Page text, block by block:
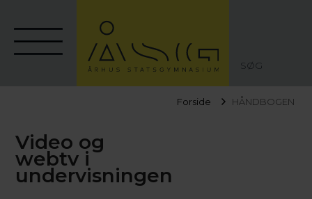
SØG
Forside HÅNDBOGEN
Video og
webtv i
undervisningen